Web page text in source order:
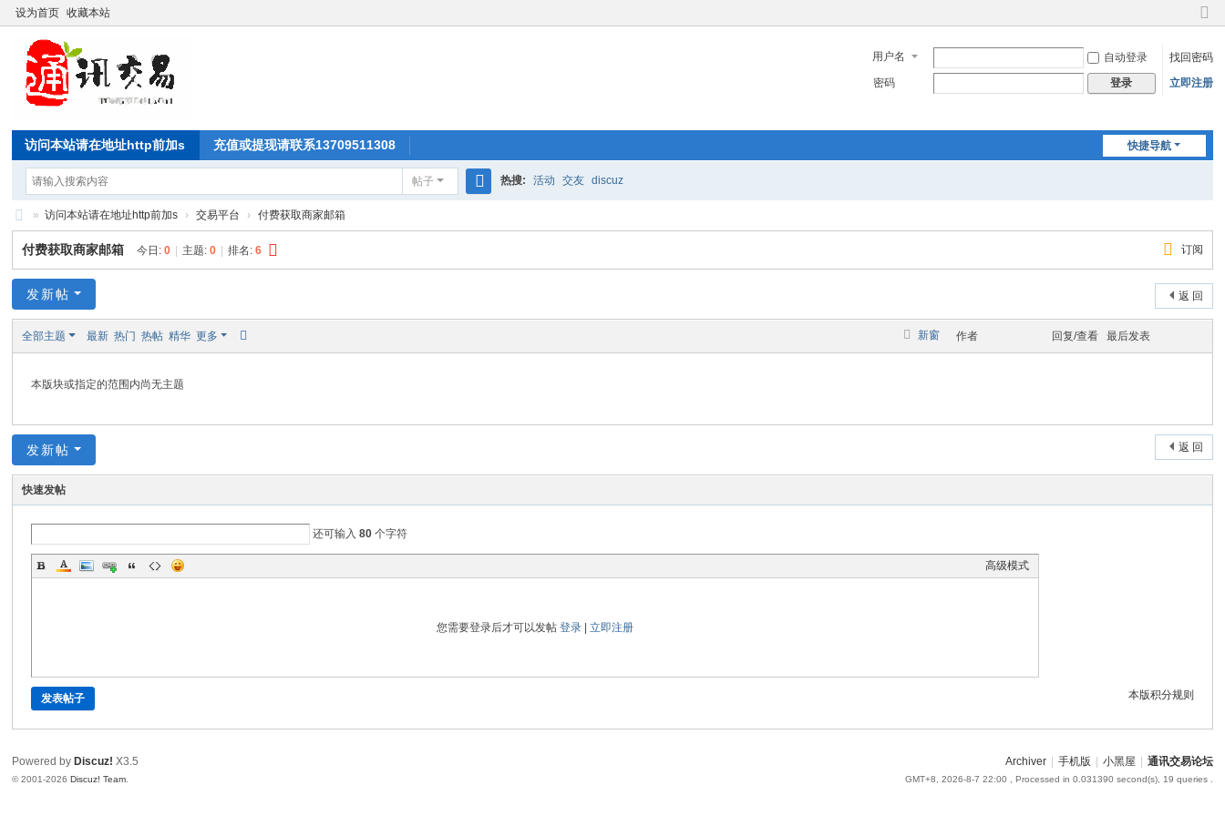
设为首页 收藏本站
切
到
窄
用户名 自动登录
找回密码
密码
登录 立即注册
快捷导航
访问本站请在地址http前加s 充值或提现请联系13709511308
帖子
索
热搜: 活动 交友 discuz
通
讯
交
易
» 访问本站请在地址http前加s › 交易平台 › 付费获取商家邮箱
订阅
付费获取商家邮箱 今日:0 主题:0 排名:6
返 回
发新帖
新窗
全部主题 最新 热门 热帖 精华 更多 作者 回复/查看 最后发表
本版块或指定的范围内尚无主题
返 回
发新帖
快速发帖
还可输入80 个字符
高级模式
您需要登录后才可以发帖 登录| 立即注册
本版积分规则
发表帖子
Archiver 手机版 小黑屋 通讯交易论坛
GMT+8, 2026-8-7 22:00 , Processed in 0.031390 second(s), 19 queries .
Powered by Discuz! X3.5
© 2001-2026Discuz! Team